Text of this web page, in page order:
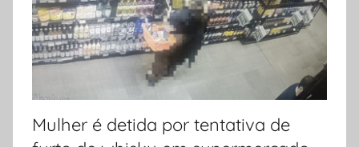
Mulher é detida por tentativa de